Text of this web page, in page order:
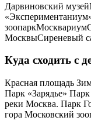
Дарвиновский
МосквыСиреневый
Куда сходить с
Красная площадь
Парк «Зарядье»
реки Москва. Парк
гора Московский